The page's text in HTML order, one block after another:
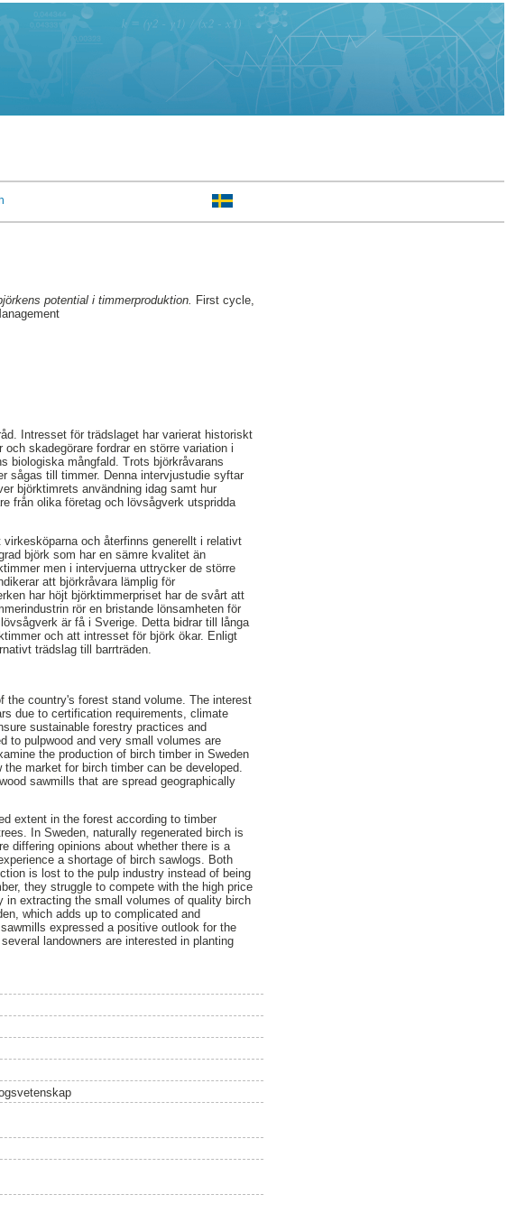
potential i timmerproduktion. First cycle,
Intresset för trädslaget har varierat historiskt
skadegörare fordrar en större variation i
biologiska mångfald. Trots björkråvarans
sågas till timmer. Denna intervjustudie syftar
björktimrets användning idag samt hur
från olika företag och lövsågverk utspridda
och återfinns generellt i relativt
björk som har en sämre kvalitet än
men i intervjuerna uttrycker de större
att björkråvara lämplig för
har höjt björktimmerpriset har de svårt att
rör en bristande lönsamheten för
är få i Sverige. Detta bidrar till långa
och att intresset för björk ökar. Enligt
trädslag till barrträden.
the country's forest stand volume. The interest
due to certification requirements, climate
sustainable forestry practices and
to pulpwood and very small volumes are
the production of birch timber in Sweden
market for birch timber can be developed.
sawmills that are spread geographically
extent in the forest according to timber
In Sweden, naturally regenerated birch is
differing opinions about whether there is a
a shortage of birch sawlogs. Both
is lost to the pulp industry instead of being
they struggle to compete with the high price
in extracting the small volumes of quality birch
which adds up to complicated and
expressed a positive outlook for the
landowners are interested in planting